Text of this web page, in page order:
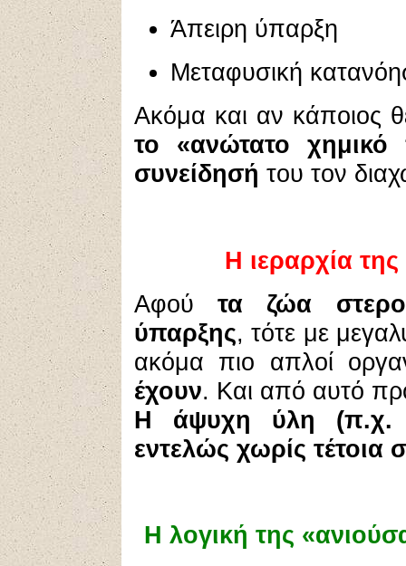
Άπειρη ύπαρξη
Μεταφυσική
Ακόμα και αν κάποιος
το «ανώτατο
συνείδησή του τον
Η ιεραρχία
Αφούτα ζώα
ύπαρξης, τότε με
ακόμα πιο απλοί
έχουν. Και από αυτό
Η άψυχη ύλη (π.χ.
εντελώς χωρίς τέτοια
Η λογική της